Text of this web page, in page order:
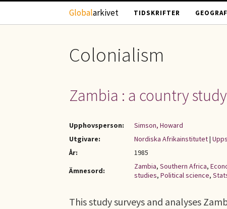
Hoppa till huvudinnehåll
Globalarkivet TIDSKRIFTER
Colonialism
Zambia : a country study
Upphovsperson:
Simson, Howard
Utgivare:
Nordiska Afrikainstitutet|
År:
1985
Ämnesord:
Zambia, Southern Africa,
studies, Political science,
This study surveys and analyses